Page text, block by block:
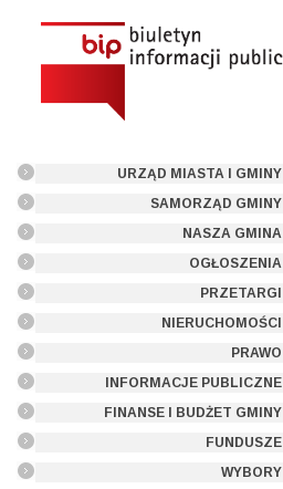
URZĄD MIASTA I GMINY
SAMORZĄD GMINY
NASZA GMINA
OGŁOSZENIA
PRZETARGI
NIERUCHOMOŚCI
PRAWO
INFORMACJE PUBLICZNE
FINANSE I BUDŻET GMINY
FUNDUSZE
WYBORY